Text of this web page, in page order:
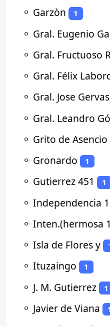
⚬ Garzòn 1
⚬ Gral. Eugenio
⚬ Gral. Fructuoso
⚬ Gral. Félix
⚬ Gral. Jose
⚬ Gral. Leandro
⚬ Grito de Asencio
⚬ Gronardo 1
⚬ Gutierrez 451 1
⚬ Independencia
⚬ Inten.(hermosa
⚬ Isla de Flores y
⚬ Ituzaingo 1
⚬ J. M. Gutierrez 1
⚬ Javier de Viana